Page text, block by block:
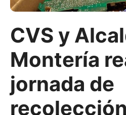
CVS y
Montería
jornada de